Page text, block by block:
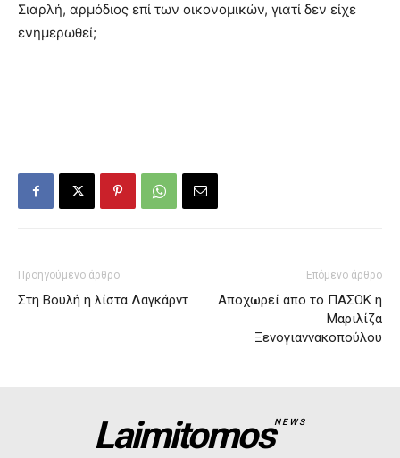
Σιαρλή, αρμόδιος επί των οικονομικών, γιατί δεν είχε
ενημερωθεί;
Προηγούμενο άρθρο
Στη Βουλή η λίστα Λαγκάρντ
Επόμενο άρθρο
Αποχωρεί απο το ΠΑΣΟΚ η
Μαριλίζα
Ξενογιαννακοπούλου
LaimitomosNEWS